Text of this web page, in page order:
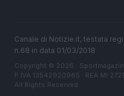
Canale di Notizie.it, testata
n.68 in data 01/03/2018
Copyright © 2026 ·
P.IVA 13542920965 · REA MI
All Rights Reserved